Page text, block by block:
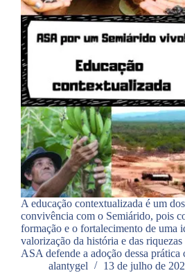
A educação contextualizada é um
convivência com o Semiárido, pois
formação e o fortalecimento de uma
valorização da história e das
ASA defende a adoção dessa
alantygel
13 de julho de